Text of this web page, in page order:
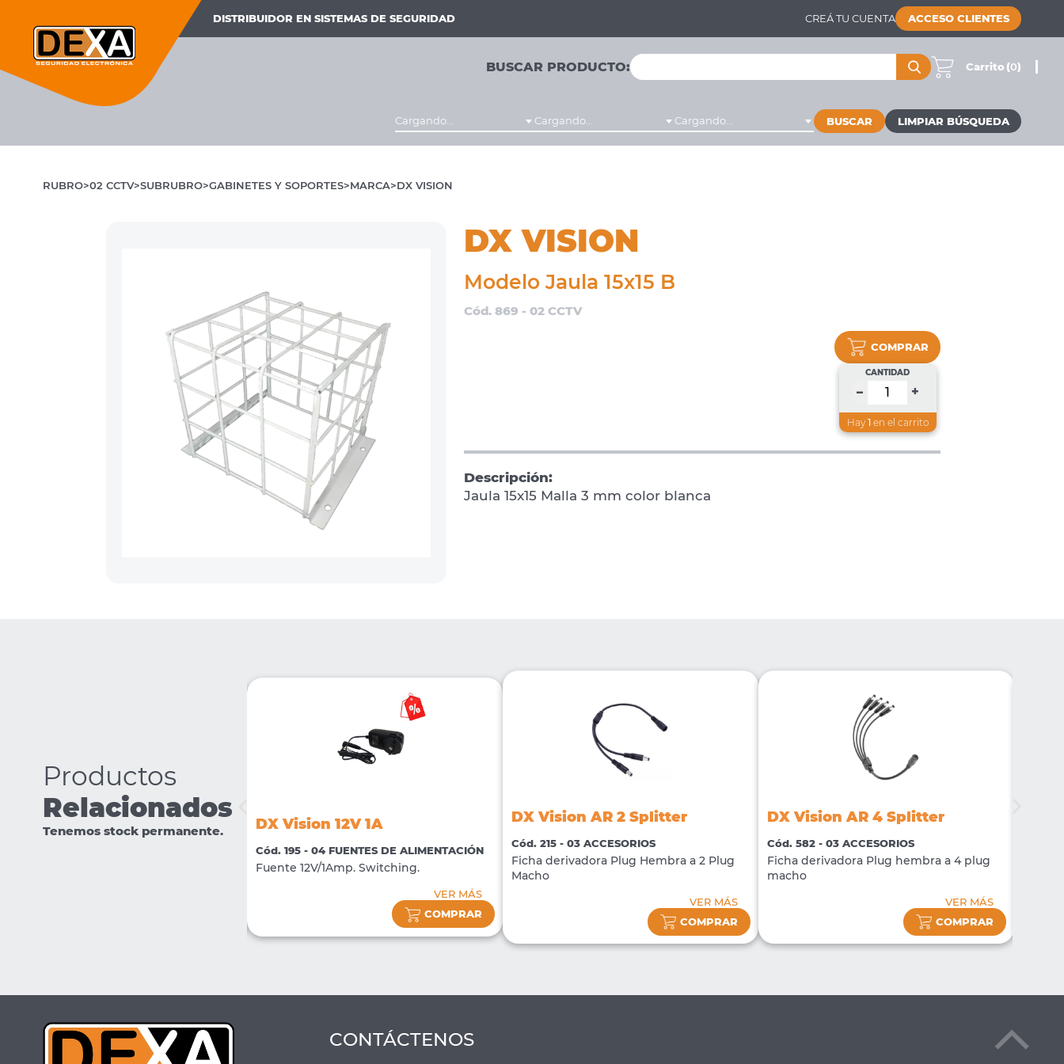
DISTRIBUIDOR EN SISTEMAS DE SEGURIDAD CREÁ TU CUENTA ACCESO CLIENTES
BUSCAR PRODUCTO: Carrito (0)
Cargando... Cargando... Cargando... BUSCAR
RUBRO 02 CCTV SUBRUBRO GABINETES Y SOPORTES MARCA DX VISION
DX VISION
Modelo Jaula 15x15 B
Cód. 869 - 02 CCTV
COMPRAR
CANTIDAD
– +
Hay 1en el carrito
Descripción:
Jaula 15x15 Malla 3 mm color blanca
Productos
Relacionados
Tenemos stock permanente.
DX Vision MIC2 DX Vision 12V 1A
Cód. 195 - 04 FUENTES DE ALIMENTACIÓN
Fuente 12V/1Amp. Switching.
VER MÁS
COMPRAR
DX Vision AR 2 Splitter
Cód. 215 - 03 ACCESORIOS
Ficha derivadora Plug Hembra a 2 Plug
Macho
VER MÁS
COMPRAR
DX Vision AR 4 Splitter
Cód. 582 - 03 ACCESORIOS
Ficha derivadora Plug hembra a 4 plug
macho
VER MÁS
COMPRAR
CONTÁCTENOS